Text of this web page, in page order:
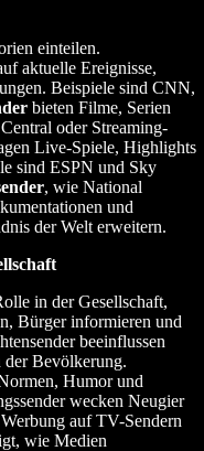
einteilen.
aktuelle Ereignisse,
Beispiele sind CNN,
bieten Filme, Serien
oder Streaming-
Live-Spiele, Highlights
sind ESPN und Sky
, wie National
und
der Welt erweitern.
in der Gesellschaft,
Bürger informieren und
beeinflussen
der Bevölkerung.
Humor und
wecken Neugier
auf TV-Sendern
wie Medien